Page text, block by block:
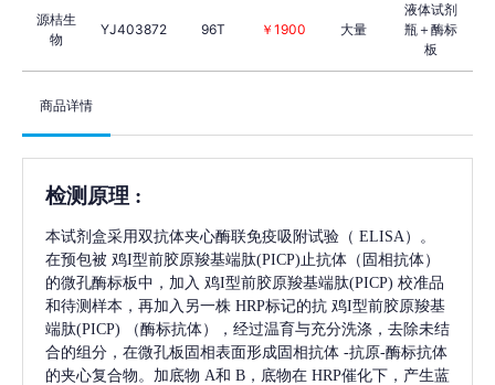
源桔生
物
YJ403872 96T ￥1900 大量
液体试剂
瓶＋酶标
板
商品详情
检测原理 :
本试剂盒采用双抗体夹心酶联免疫吸附试验（ ELISA）。
在预包被 鸡I型前胶原羧基端肽(PICP)止抗体（固相抗体）
的微孔酶标板中，加入 鸡I型前胶原羧基端肽(PICP) 校准品
和待测样本，再加入另一株 HRP标记的抗 鸡I型前胶原羧基
端肽(PICP)
（酶标抗体），经过温育与充分洗涤，去除未结
合的组分，在微孔板固相表面形成固相抗体 -抗原-酶标抗体
的夹心复合物。加底物 A和 B，底物在 HRP催化下，产生蓝